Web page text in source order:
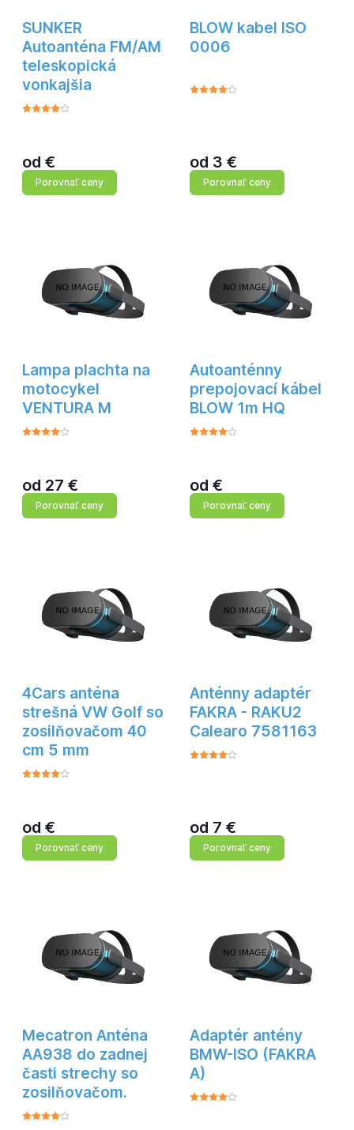
SUNKER
Autoanténa FM/AM
teleskopická
vonkajšia
od €
Porovnať ceny
BLOW kabel ISO
0006
od 3 €
Porovnať ceny
Lampa plachta na
motocykel
VENTURA M
od 27 €
Porovnať ceny
Autoanténny
prepojovací kábel
BLOW 1m HQ
od €
Porovnať ceny
4Cars anténa
strešná VW Golf so
zosilňovačom 40
cm 5 mm
od €
Porovnať ceny
Anténny adaptér
FAKRA - RAKU2
Calearo 7581163
od 7 €
Porovnať ceny
Mecatron Anténa
AA938 do zadnej
časti strechy so
zosilňovačom.
Adaptér antény
BMW-ISO (FAKRA
A)